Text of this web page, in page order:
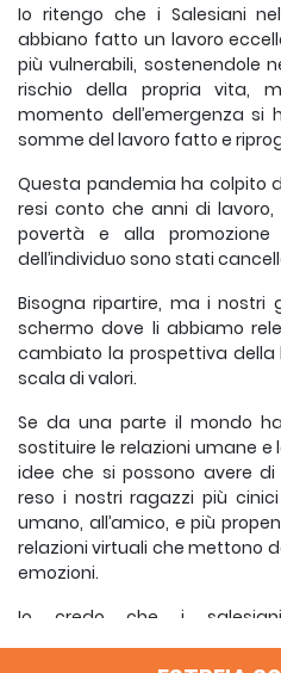
Io ritengo che i Salesiani
abbiano fatto un lavoro
più vulnerabili, sostenendole
rischio della propria vita,
momento dell’emergenza
somme del lavoro fatto e
Questa pandemia ha colpito
resi conto che anni di
povertà e alla promozione
dell’individuo sono stati
Bisogna ripartire, ma i nostri
schermo dove li abbiamo
cambiato la prospettiva
scala di valori.
Se da una parte il mondo
sostituire le relazioni umane
idee che si possono avere di
reso i nostri ragazzi più
umano, all’amico, e più
relazioni virtuali che mettono
emozioni.
Io credo che i
comprendere le molteplici